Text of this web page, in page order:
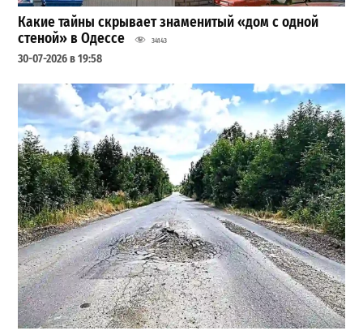
Какие тайны скрывает знаменитый «дом с одной
стеной» в Одессе
34143
30-07-2026 в 19:58